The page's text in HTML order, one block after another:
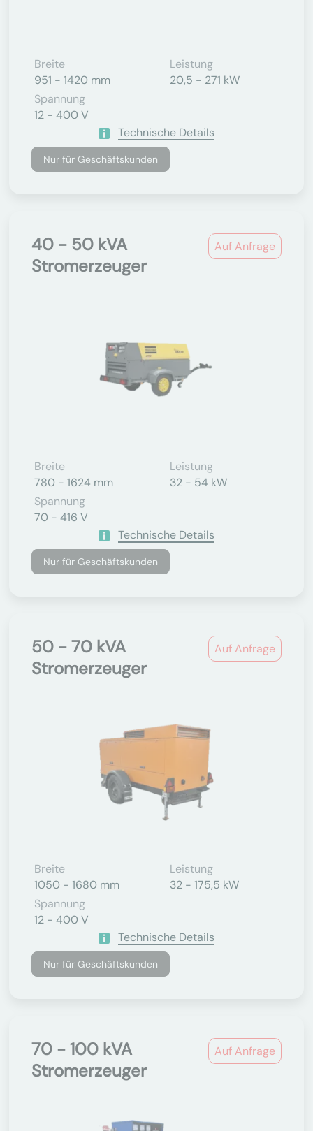
Breite
951 - 1420 mm
Leistung
20,5 - 271 kW
Spannung
12 - 400 V
Technische Details
Nur für Geschäftskunden
Auf Anfrage
40 - 50 kVA
Stromerzeuger
Breite
780 - 1624 mm
Leistung
32 - 54 kW
Spannung
70 - 416 V
Technische Details
Nur für Geschäftskunden
Auf Anfrage
50 - 70 kVA
Stromerzeuger
Breite
1050 - 1680 mm
Leistung
32 - 175,5 kW
Spannung
12 - 400 V
Technische Details
Nur für Geschäftskunden
Auf Anfrage
70 - 100 kVA
Stromerzeuger